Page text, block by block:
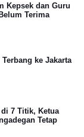
Kepsek dan Guru
Terima
ke Jakarta
7 Titik, Ketua
Tetap